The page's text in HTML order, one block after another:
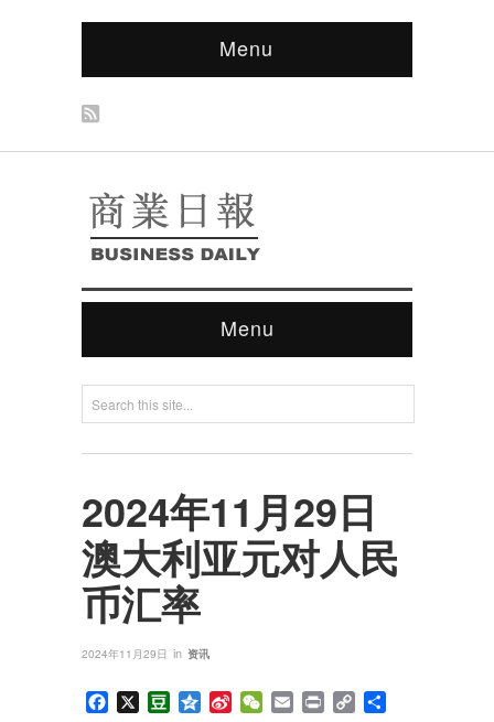
Menu
Menu
2024年11月29日
澳大利亚元对人民
币汇率
2024年11月29日 in 资讯
Facebook
X DoubanQzoneSina WeChat
EmailPrint Copy